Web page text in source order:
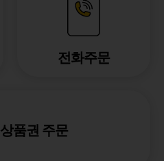
전화주문
상품권 주문